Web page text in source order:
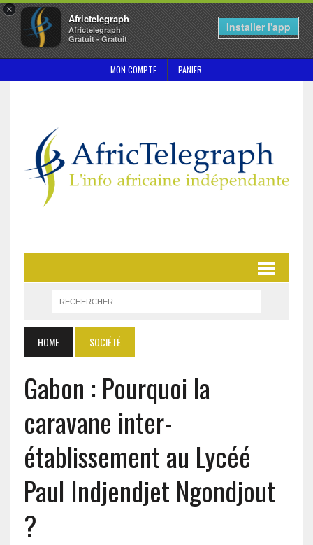
×
Africtelegraph
Africtelegraph
Gratuit - Gratuit
Installer l'app
MON COMPTE PANIER
HOME SOCIÉTÉ
Gabon : Pourquoi la
caravane inter-
établissement au Lycéé
Paul Indjendjet Ngondjout
?